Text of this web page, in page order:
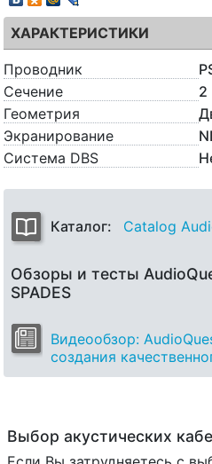
ХАРАКТЕРИСТИКИ
Проводник
Сечение
2
Геометрия
Экранирование
Система DBS
Каталог: Catalog
Обзоры и тесты
SPADES
Видеообзор:
создания
Выбор акустических